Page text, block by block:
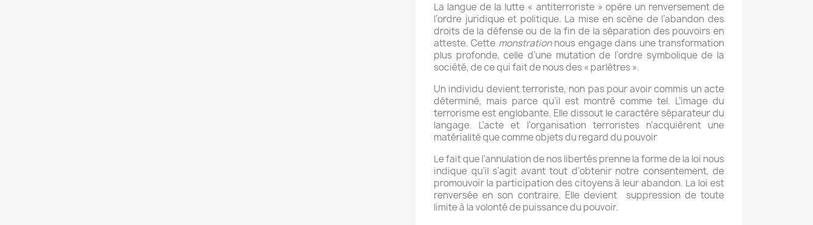
La langue de la lutte « antiterroriste » opère un renversement de
l’ordre juridique et politique. La mise en scène de l’abandon des
droits de la défense ou de la fin de la séparation des pouvoirs en
atteste. Cette monstrationnous engage dans une transformation
plus profonde, celle d’une mutation de l’ordre symbolique de la
société, de ce qui fait de nous des « parlêtres ».
Un individu devient terroriste, non pas pour avoir commis un acte
déterminé, mais parce qu’il est montré comme tel. L’image du
terrorisme est englobante. Elle dissout le caractère séparateur du
langage. L’acte et l’organisation terroristes n’acquièrent une
matérialité que comme objets du regard du pouvoir
Le fait que l’annulation de nos libertés prenne la forme de la loi nous
indique qu’il s’agit avant tout d’obtenir notre consentement, de
promouvoir la participation des citoyens à leur abandon. La loi est
renversée en son contraire. Elle devient suppression de toute
limite à la volonté de puissance du pouvoir.